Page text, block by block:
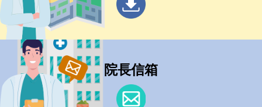
院長信箱